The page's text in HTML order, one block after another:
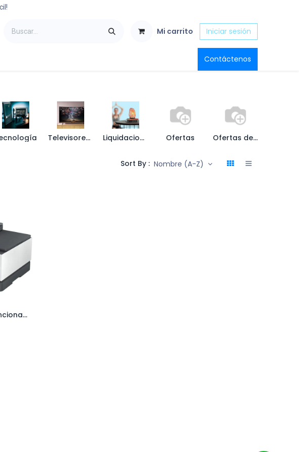
Mi carrito Iniciar sesión
Contáctenos
Televisores y Soportes Liquidaciones Ofertas Ofertas del Mes
Sort By : Nombre (A-Z)
Impresora Multifuncional HP Smart Tank 790